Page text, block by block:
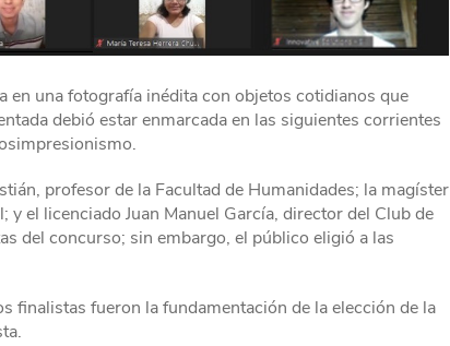
una fotografía inédita con objetos cotidianos que
debió estar enmarcada en las siguientes corrientes
profesor de la Facultad de Humanidades; la magíster
el licenciado Juan Manuel García, director del Club de
del concurso; sin embargo, el público eligió a las
finalistas fueron la fundamentación de la elección de la